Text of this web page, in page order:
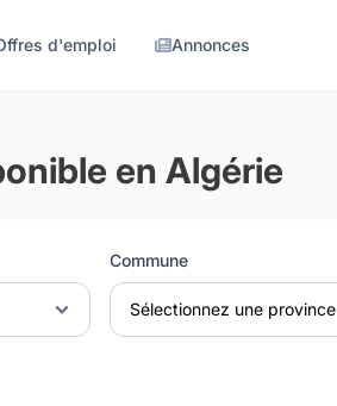
d'emploi Annonces
en Algérie
Commune
Sélectionnez une province